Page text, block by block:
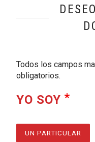
Todos los campos
obligatorios.
YO SOY ,
UN PARTICULAR